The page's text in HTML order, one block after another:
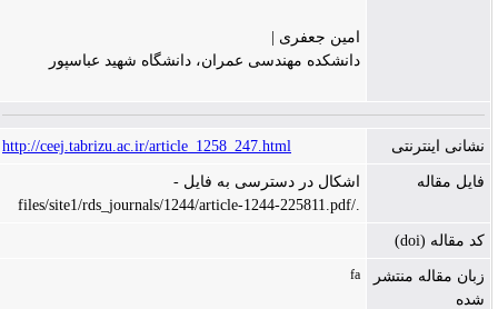
امین جعفری |
دانشکده مهندسی عمران، دانشگاه شهید عباسپور
نشانی اینترنتی http://ceej.tabrizu.ac.ir/article_1258_247.html
فایل مقاله
اشکال در دسترسی به فایل -
کد مقاله (doi)
زبان مقاله منتشر
شده